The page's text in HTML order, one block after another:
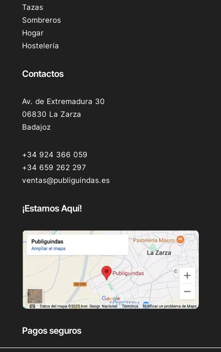
Tazas
Sombreros
Hogar
Hostelería
Contactos
Av. de Extremadura 30
06830 La Zarza
Badajoz
+34 924 366 059
+34 659 262 297
ventas@publiguindas.es
¡Estamos Aquí!
Pagos seguros